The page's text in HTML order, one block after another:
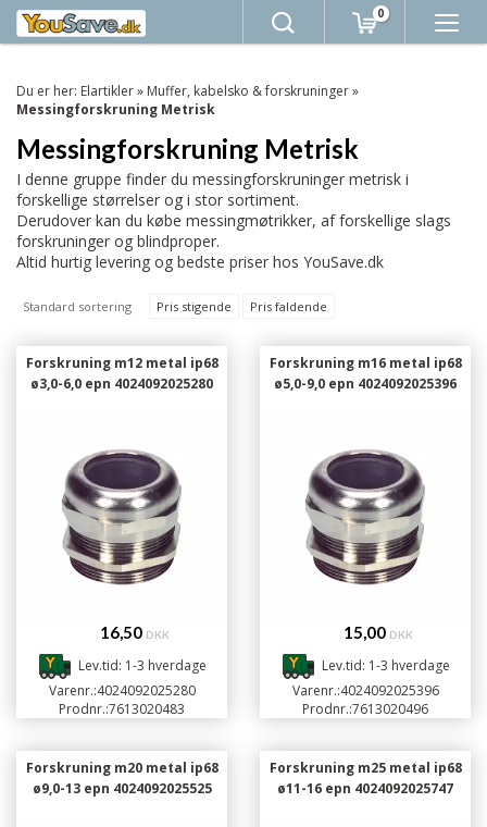
0
Du er her: Elartikler» Muffer, kabelsko & forskruninger»
Messingforskruning Metrisk
Messingforskruning Metrisk
I denne gruppe finder du messingforskruninger metrisk i
forskellige størrelser og i stor sortiment.
Derudover kan du købe messingmøtrikker, af forskellige slags
forskruninger og blindproper.
Altid hurtig levering og bedste priser hos YouSave.dk
Standard sortering Pris stigende Pris faldende
Forskruning m12 metal ip68
ø3,0-6,0 epn 4024092025280
16,50 DKK
Lev.tid: 1-3 hverdage
Varenr.:4024092025280
Prodnr.:7613020483
Forskruning m16 metal ip68
ø5,0-9,0 epn 4024092025396
15,00 DKK
Lev.tid: 1-3 hverdage
Varenr.:4024092025396
Prodnr.:7613020496
Forskruning m20 metal ip68
ø9,0-13 epn 4024092025525
Forskruning m25 metal ip68
ø11-16 epn 4024092025747